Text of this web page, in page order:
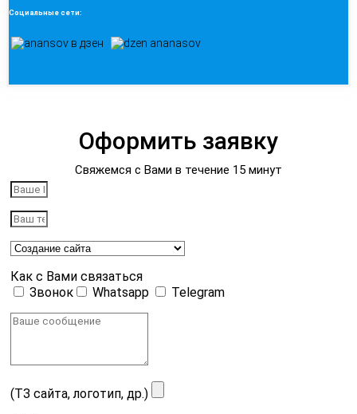
Социальные сети:
Оформить заявку
Свяжемся с Вами в течение 15 минут
Как с Вами связаться
Звонок
Whatsapp Telegram
(ТЗ сайта, логотип, др.)